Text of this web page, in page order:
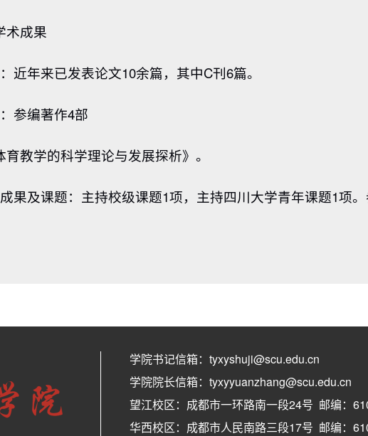
术成果
近年来已发表论文10余篇，其中C刊6篇。
参编著作4部
育教学的科学理论与发展探析》。
果及课题：主持校级课题1项，主持四川大学青年课题1项
学院书记信箱：tyxyshuji@scu.edu.cn
学院院长信箱：tyxyyuanzhang@scu.edu.cn
望江校区：成都市一环路南一段24号 邮编：
华西校区：成都市人民南路三段17号 邮编：